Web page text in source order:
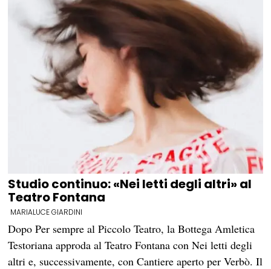
Studio continuo: «Nei letti degli altri» al
Teatro Fontana
MARIALUCE GIARDINI
Dopo Per sempre al Piccolo Teatro, la Bottega Amletica
Testoriana approda al Teatro Fontana con Nei letti degli
altri e, successivamente, con Cantiere aperto per Verbò. Il